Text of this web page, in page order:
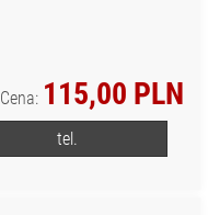
Cena: 115,00 PLN
tel.